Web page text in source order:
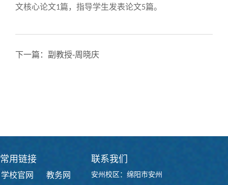
文核心论文1篇，指导学生发表论文5篇。
下一篇： 副教授-周晓庆
常用链接
学校官网 教务网
联系我们
安州校区：绵阳市安州